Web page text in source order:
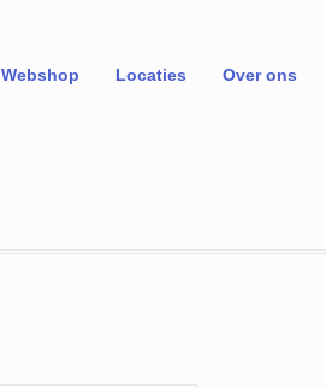
Webshop Locaties Over ons